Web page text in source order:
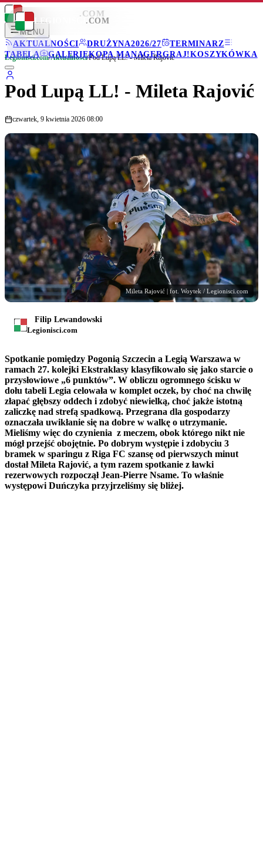
LEGIONISCI .COM
MENU
AKTUALNOŚCI
DRUŻYNA2026/27
TERMINARZ
TABELA
GALERIEKOPA MANAGERGRAJ!KOSZYKÓWKA
LEGIONISCI .COM
Legionisci.com/Aktualności/Pod Lupą LL! - Mileta Rajović
Pod Lupą LL! - Mileta Rajović
czwartek, 9 kwietnia 2026 08:00
Mileta Rajović | fot. Woytek / Legionisci.com
Filip Lewandowski
Legionisci.com
Spotkanie pomiędzy Pogonią Szczecin a Legią Warszawa w
ramach 27. kolejki Ekstraklasy klasyfikowało się jako starcie o
przysłowiowe „6 punktów”. W obliczu ogromnego ścisku w
dołu tabeli Legia celowała w komplet oczek, by choć na chwilę
złapać głębszy oddech i zdobyć niewielką, choć jakże istotną
zaliczkę nad strefą spadkową. Przegrana dla gospodarzy
oznaczała uwikłanie się na dobre w walkę o utrzymanie.
Mieliśmy więc do czynienia z meczem, obok którego nikt nie
mógł przejść obojętnie. Po dobrym występie i zdobyciu 3
bramek w sparingu z Riga FC szansę od pierwszych minut
dostał Mileta Rajović, a tym razem spotkanie z ławki
rezerwowych rozpoczął Jean-Pierre Nsame. To właśnie
występowi Duńczyka przyjrzeliśmy się bliżej.